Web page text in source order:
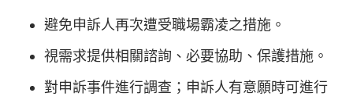
避免申訴人再次遭受職場霸凌之措施。
視需求提供相關諮詢、必要協助、保護措施。
對申訴事件進行調查；申訴人有意願時可進行